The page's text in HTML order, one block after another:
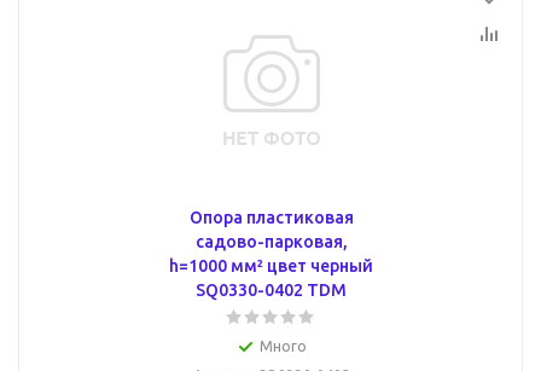
Опора пластиковая
садово-парковая,
h=1000 мм² цвет черный
SQ0330-0402 TDM
Много